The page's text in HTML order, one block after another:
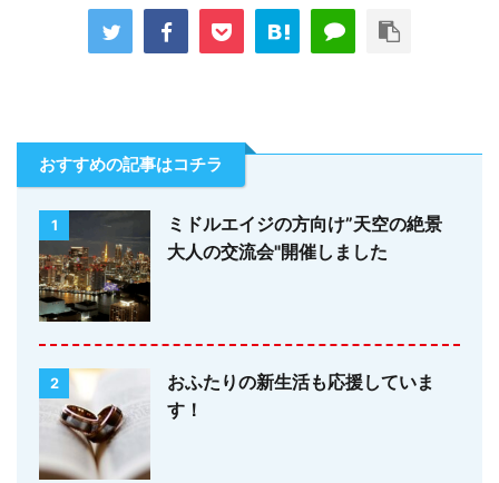
おすすめの記事はコチラ
1
ミドルエイジの方向け”天空の絶景
大人の交流会"開催しました
2
おふたりの新生活も応援していま
す！